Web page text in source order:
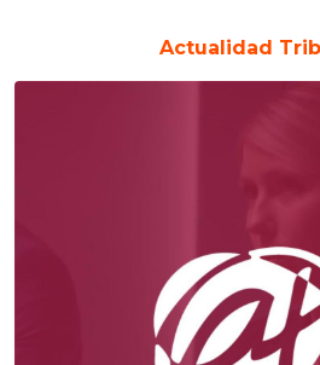
Actualidad